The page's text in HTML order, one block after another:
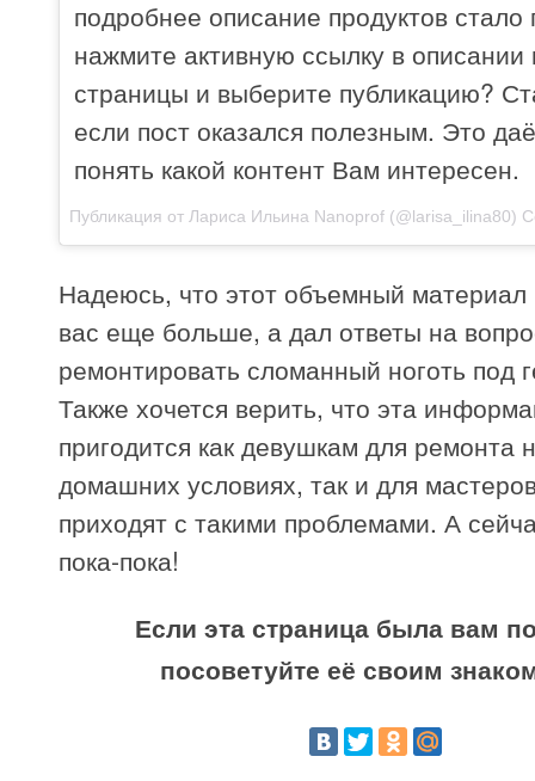
подробнее описание продуктов
нажмите активную ссылку в
страницы и выберите публикацию?
если пост оказался полезным. Это
понять какой контент Вам интересен.
Публикация от Лариса Ильина Nanoprof (@larisa_ilina80)
Надеюсь, что этот объемный материал
вас еще больше, а дал ответы на
ремонтировать сломанный ноготь под
Также хочется верить, что эта
пригодится как девушкам для ремонта
домашних условиях, так и для
приходят с такими проблемами. А
пока-пока!
Если эта страница была вам
посоветуйте её своим